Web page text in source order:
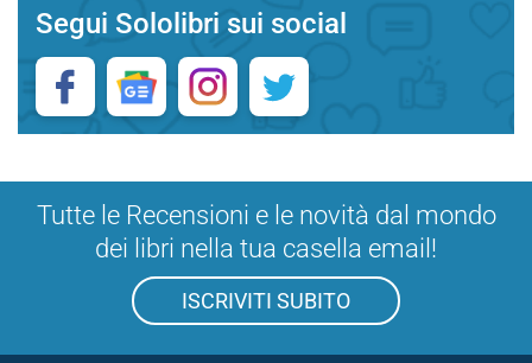
Segui Sololibri sui social
Tutte le Recensioni e le novità dal mondo
dei libri nella tua casella email!
ISCRIVITI SUBITO